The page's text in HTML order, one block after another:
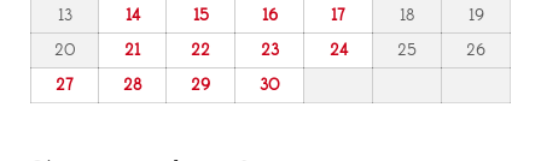
13
14 15 16 17 18
19
20
21 22 23 24 25
26
27
28 29 30